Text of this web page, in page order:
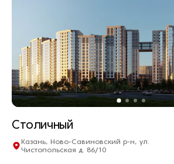
Столичный
Казань, Ново-Савиновский р-н, ул.
Чистопольская д. 86/10